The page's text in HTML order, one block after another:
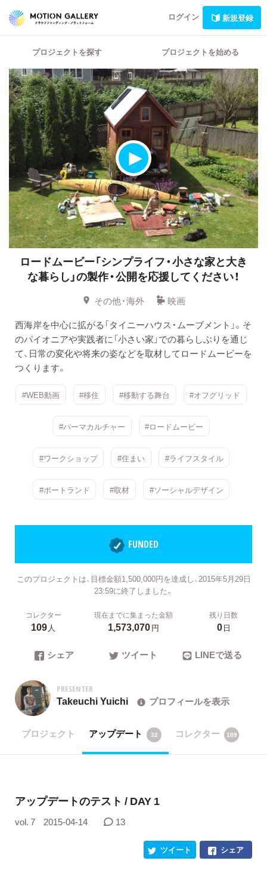
ログイン 新規登録
プロジェクトを探す プロジェクトを始める
ロードムービー「シンプライフ・小さな家と大き
な暮らし」の製作・公開を応援してください！
その他・海外
映画
西海岸を中心に拡がる「タイニーハウス・ムーブメント」。そ
のパイオニアや実践者に「小さい家」での暮らしぶりを通じ
て、日常の変化や将来の姿などを取材してロードムービーを
つくります。
#WEB動画 #移住 #移動する舞台 #オフグリッド
#パーマカルチャー #ロードムービー
#ワークショップ #住まい #ライフスタイル
#ポートランド #取材 #ソーシャルデザイン
FUNDED
このプロジェクトは、目標金額1,500,000円を達成し、2015年5月29日
23:59に終了しました。
コレクター
109人
現在までに集まった金額
1,573,070円
残り日数
0日
シェア ツイート LINEで送る
PRESENTER
Takeuchi Yuichi プロフィールを表示
プロジェクト アップデート 32 コレクター 109
アップデートのテスト / DAY 1
vol. 7 2015-04-14 13
シェア
ツイート